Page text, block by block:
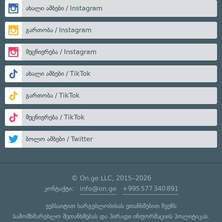
ახალი ამბები / Instagram
გართობა / Instagram
მეცნიერება / Instagram
ახალი ამბები / TikTok
გართობა / TikTok
მეცნიერება / TikTok
ბოლო ამბები / Twitter
© On.ge LLC, 2015–2026
კონტაქტი: info@on.ge +995 577 340 891
ვებსაიტით სარგებლობისას ეთანხმებით ჩვენს
სამომხმარებლო შეთანხმებასდა პირადი ინფორმაციის პოლიტიკას.